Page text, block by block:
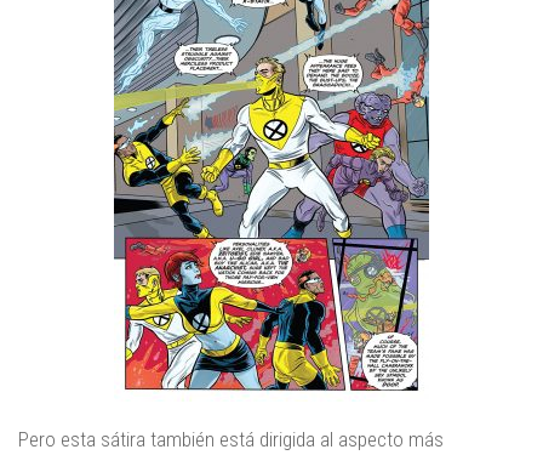
Pero esta sátira también está dirigida al aspecto más